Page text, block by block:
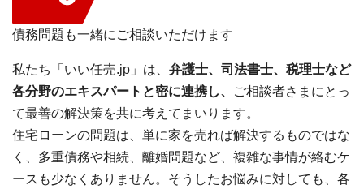
債務問題も一緒にご相談いただけます
私たち「いい任売.jp」は、 弁護士、司法書士、税理士など
各分野のエキスパートと密に連携し、
ご相談者さまにとっ
て最善の解決策を共に考えてまいります。
住宅ローンの問題は、単に家を売れば解決するものではな
く、多重債務や相続、離婚問題など、複雑な事情が絡むケ
ースも少なくありません。そうしたお悩みに対しても、各